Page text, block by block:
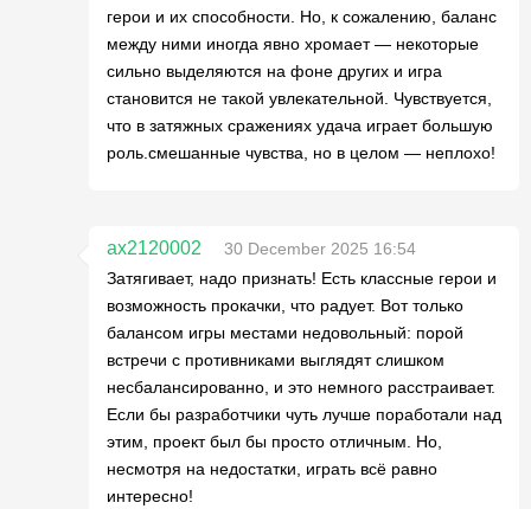
герои и их способности. Но, к сожалению, баланс
между ними иногда явно хромает — некоторые
сильно выделяются на фоне других и игра
становится не такой увлекательной. Чувствуется,
что в затяжных сражениях удача играет большую
роль.смешанные чувства, но в целом — неплохо!
ax2120002
30 December 2025 16:54
Затягивает, надо признать! Есть классные герои и
возможность прокачки, что радует. Вот только
балансом игры местами недовольный: порой
встречи с противниками выглядят слишком
несбалансированно, и это немного расстраивает.
Если бы разработчики чуть лучше поработали над
этим, проект был бы просто отличным. Но,
несмотря на недостатки, играть всё равно
интересно!